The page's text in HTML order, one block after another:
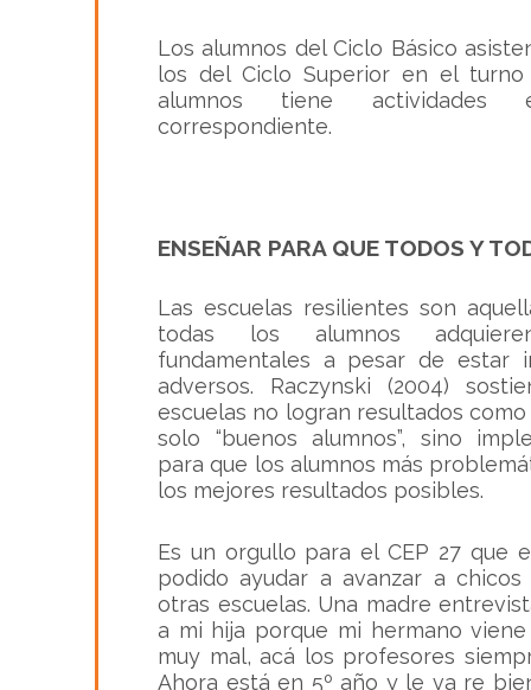
Los alumnos del Ciclo Básico
los del Ciclo Superior en el
alumnos tiene
correspondiente.
ENSEÑAR PARA QUE TODOS Y
Las escuelas resilientes son
todas los alumnos
fundamentales a pesar de estar
adversos. Raczynski (2004)
escuelas no logran resultados
solo “buenos alumnos”, sino
para que los alumnos más
los mejores resultados posibles.
Es un orgullo para el CEP 27 que
podido ayudar a avanzar a
otras escuelas. Una madre
a mi hija porque mi hermano
muy mal, acá los profesores
Ahora está en 5º año y le va re